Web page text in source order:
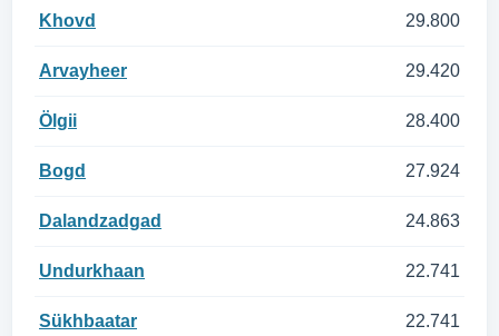
Khovd 29.800
Arvayheer 29.420
Ölgii 28.400
Bogd 27.924
Dalandzadgad 24.863
Undurkhaan 22.741
Sükhbaatar 22.741